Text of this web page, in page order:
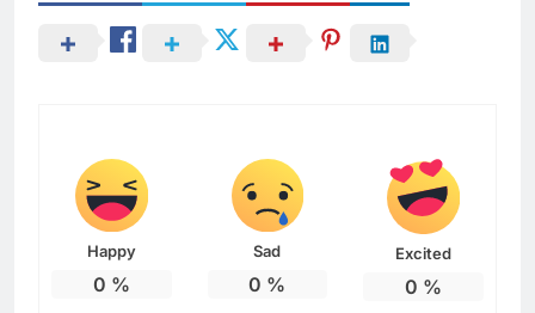
Happy
0 %
Sad
0 %
Excited
0 %